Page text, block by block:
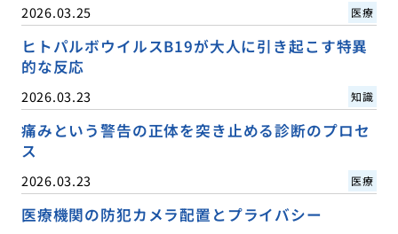
2026.03.25 医療
ヒトパルボウイルスB19が大人に引き起こす特異
的な反応
2026.03.23 知識
痛みという警告の正体を突き止める診断のプロセ
ス
2026.03.23 医療
医療機関の防犯カメラ配置とプライバシー